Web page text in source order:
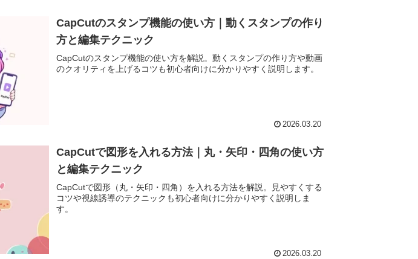
CapCutのスタンプ機能の使い方｜動くスタンプの作り
方と編集テクニック
CapCutのスタンプ機能の使い方を解説。動くスタンプの作り方や動画
のクオリティを上げるコツも初心者向けに分かりやすく説明します。
2026.03.20
CapCutで図形を入れる方法｜丸・矢印・四角の使い方
と編集テクニック
CapCutで図形（丸・矢印・四角）を入れる方法を解説。見やすくする
コツや視線誘導のテクニックも初心者向けに分かりやすく説明しま
す。
2026.03.20